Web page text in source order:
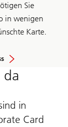
Sie
in wenigen
Karte.
da
in
Card